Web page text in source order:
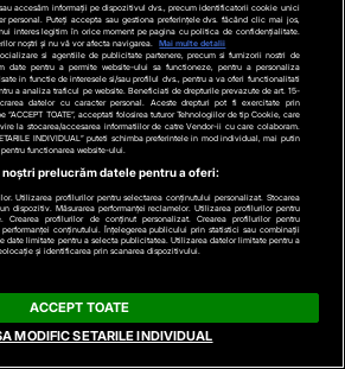
primi
KANALD.RO
Prognoza meteo ANM
pentru miercuri, 29 iulie
2026: Meteorologii
de caldă și șanse reduse
de precipitații
accesăm informații pe dispozitivul dvs., precum identificatorii cookie unici
personal. Puteți accepta sau gestiona preferințele dvs. făcând clic mai jos,
interes legitim în orice moment pe pagina cu politica de confidențialitate.
noștri și nu vă vor afecta navigarea.
Mai multe detalii
si agentiile de publicitate partenere, precum si furnizorii nostri de
date pentru a permite website-ului sa functioneze, pentru a personaliza
in functie de interesele si/sau profilul dvs., pentru a va oferi functionalitati
a analiza traficul pe website. Beneficiati de drepturile prevazute de art. 15-
datelor cu caracter personal. Aceste drepturi pot fi exercitate prin
“ACCEPT TOATE”, acceptati folosirea tuturor Tehnologiilor de tip Cookie, care
la stocarea/accesarea informatiilor de catre Vendor-ii cu care colaboram.
INDIVIDUAL” puteti schimba preferintele in mod individual, mai putin
functionarea website-ului.
prelucrăm datele pentru a oferi:
Utilizarea profilurilor pentru selectarea conținutului personalizat. Stocarea
dispozitiv. Măsurarea performanței reclamelor. Utilizarea profilurilor pentru
Crearea profilurilor de conținut personalizat. Crearea profilurilor pentru
conținutului. Înțelegerea publicului prin statistici sau combinații
date limitate pentru a selecta publicitatea. Utilizarea datelor limitate pentru a
și identificarea prin scanarea dispozitivului.
ACCEPT TOATE
MODIFIC SETARILE INDIVIDUAL